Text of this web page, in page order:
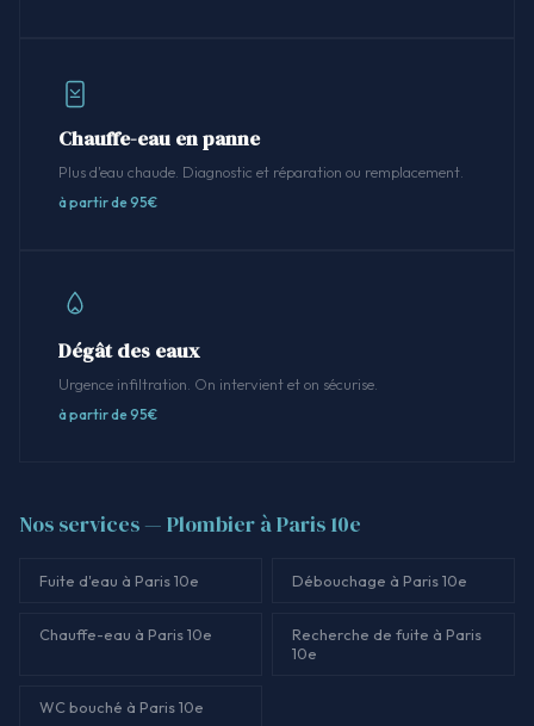
Chauffe-eau en panne
Plus d'eau chaude. Diagnostic et réparation ou remplacement.
à partir de 95€
Dégât des eaux
Urgence infiltration. On intervient et on sécurise.
à partir de 95€
Nos services — Plombier à Paris 10e
Fuite d'eau à Paris 10e Débouchage à Paris 10e
Chauffe-eau à Paris 10e
Recherche de fuite à Paris
10e
WC bouché à Paris 10e